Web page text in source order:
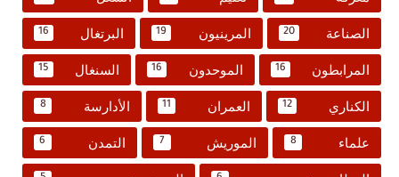
الصناعة 20 المرينيون 19 البرتغال 16
المرابطون 16 الموحدون 16 السنغال 15
الكناري 12 العمران 11 الأدارسة 8
علماء 8 الموريش 7 التمدن 6